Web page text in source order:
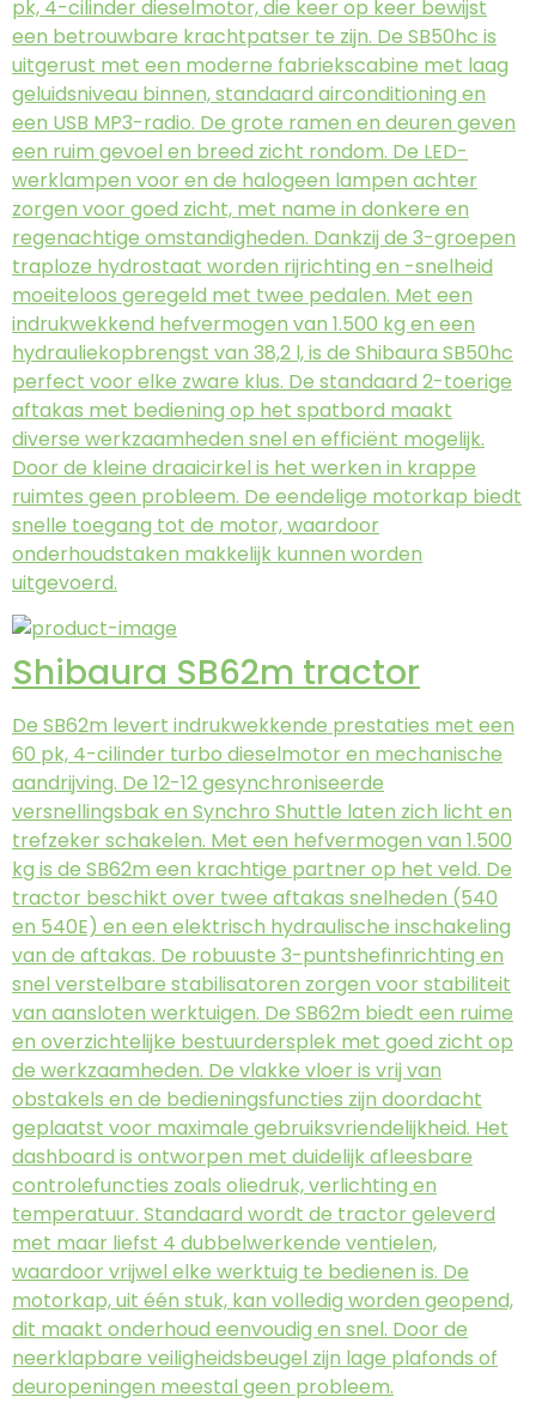
pk, 4-cilinder dieselmotor, die keer op keer bewijst
een betrouwbare krachtpatser te zijn. De SB50hc is
uitgerust met een moderne fabriekscabine met laag
geluidsniveau binnen, standaard airconditioning en
een USB MP3-radio. De grote ramen en deuren geven
een ruim gevoel en breed zicht rondom. De LED-
werklampen voor en de halogeen lampen achter
zorgen voor goed zicht, met name in donkere en
regenachtige omstandigheden. Dankzij de 3-groepen
traploze hydrostaat worden rijrichting en -snelheid
moeiteloos geregeld met twee pedalen. Met een
indrukwekkend hefvermogen van 1.500 kg en een
hydrauliekopbrengst van 38,2 l, is de Shibaura SB50hc
perfect voor elke zware klus. De standaard 2-toerige
aftakas met bediening op het spatbord maakt
diverse werkzaamheden snel en efficiënt mogelijk.
Door de kleine draaicirkel is het werken in krappe
ruimtes geen probleem. De eendelige motorkap biedt
snelle toegang tot de motor, waardoor
onderhoudstaken makkelijk kunnen worden
uitgevoerd.
Shibaura SB62m tractor
De SB62m levert indrukwekkende prestaties met een
60 pk, 4-cilinder turbo dieselmotor en mechanische
aandrijving. De 12-12 gesynchroniseerde
versnellingsbak en Synchro Shuttle laten zich licht en
trefzeker schakelen. Met een hefvermogen van 1.500
kg is de SB62m een krachtige partner op het veld. De
tractor beschikt over twee aftakas snelheden (540
en 540E) en een elektrisch hydraulische inschakeling
van de aftakas. De robuuste 3-puntshefinrichting en
snel verstelbare stabilisatoren zorgen voor stabiliteit
van aansloten werktuigen. De SB62m biedt een ruime
en overzichtelijke bestuurdersplek met goed zicht op
de werkzaamheden. De vlakke vloer is vrij van
obstakels en de bedieningsfuncties zijn doordacht
geplaatst voor maximale gebruiksvriendelijkheid. Het
dashboard is ontworpen met duidelijk afleesbare
controlefuncties zoals oliedruk, verlichting en
temperatuur. Standaard wordt de tractor geleverd
met maar liefst 4 dubbelwerkende ventielen,
waardoor vrijwel elke werktuig te bedienen is. De
motorkap, uit één stuk, kan volledig worden geopend,
dit maakt onderhoud eenvoudig en snel. Door de
neerklapbare veiligheidsbeugel zijn lage plafonds of
deuropeningen meestal geen probleem.